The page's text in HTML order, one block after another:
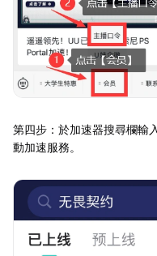
第四步：於加速器搜尋欄輸
動加速服務。